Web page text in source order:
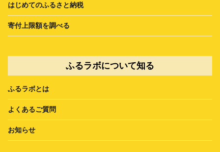
はじめてのふるさと納税
寄付上限額を調べる
ふるラボについて知る
ふるラボとは
よくあるご質問
お知らせ